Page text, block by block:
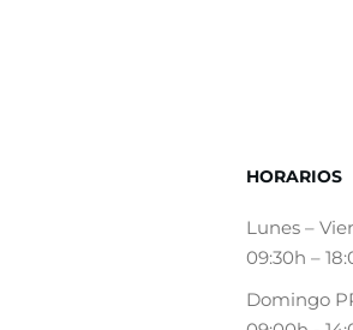
HORARIOS
Lunes –
09:30h –
Domingo